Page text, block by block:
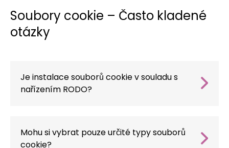
Soubory cookie – Často kladené
otázky
Je instalace souborů cookie v souladu s
nařízením RODO?
legislativou.
Mohu si vybrat pouze určité typy souborů
cookie?